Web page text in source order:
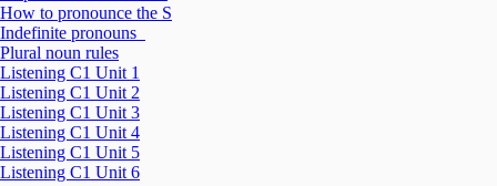
How to pronounce the S
Indefinite pronouns
Plural noun rules
Listening C1 Unit 1
Listening C1 Unit 2
Listening C1 Unit 3
Listening C1 Unit 4
Listening C1 Unit 5
Listening C1 Unit 6